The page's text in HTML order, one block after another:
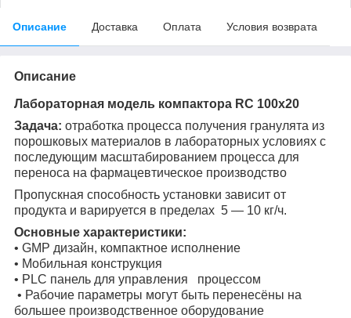
Описание Доставка Оплата Условия возврата
Описание
Лабораторная модель компактора RC 100x20
Задача: отработка процесса получения гранулята из
порошковых материалов в лабораторных условиях с
последующим масштабированием процесса для
переноса на фармацевтическое производство
Пропускная способность установки зависит от
продукта и варируется в пределах 5 ― 10 кг/ч.
Основные характеристики:
• GMP дизайн, компактное исполнение
• Мобильная конструкция
• PLC панель для управления процессом
• Рабочие параметры могут быть перенесёны на
большее производственное оборудование